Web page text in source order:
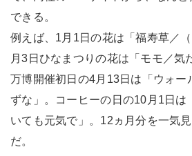
できる。
例えば、1月1日の花は「福寿草／
月3日ひなまつりの花は「モモ／気
万博開催初日の4月13日は「ウォー
ずな」。コーヒーの日の10月1日は
いても元気で」。12ヵ月分を一気
だ。